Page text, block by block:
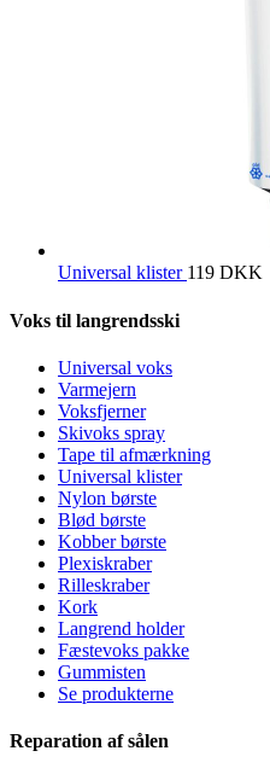
Universal klister 119 DKK
Voks til langrendsski
Universal voks
Varmejern
Voksfjerner
Skivoks spray
Tape til afmærkning
Universal klister
Nylon børste
Blød børste
Kobber børste
Plexiskraber
Rilleskraber
Kork
Langrend holder
Fæstevoks pakke
Gummisten
Se produkterne
Reparation af sålen